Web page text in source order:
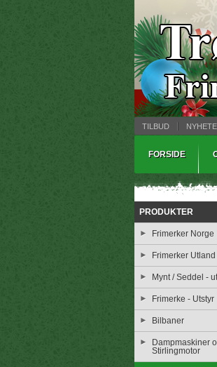
TILBUD
FORSIDE
PRODUKTER
Frimerker Norge
Frimerker Utland
Mynt / Seddel -
Frimerke - Utstyr
Bilbaner
Dampmaskiner
Stirlingmotor